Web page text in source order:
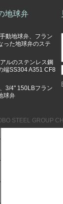
気のナイフのゲ
イフのゲート弁
地球弁
動地球弁、フラン
った地球弁のステ
ルのステンレス鋼
端SS304 A351 CF8
3/4" 150LBフラン
球弁
STEEL GROUP